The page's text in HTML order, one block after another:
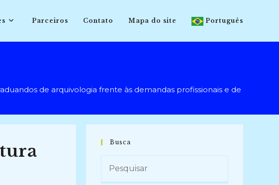
Parceiros Contato Mapa do site Português
de arquivologia frente às demandas profissionais e de
Busca